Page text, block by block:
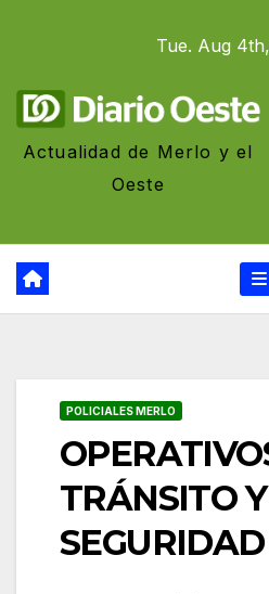
Tue. Aug
Actualidad de Merlo y el
Oeste
POLICIALES MERLO
TRÁNSITO Y